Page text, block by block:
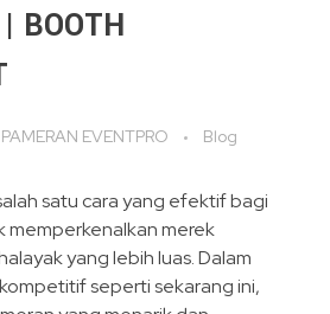
BOOTH
EVENTPRO Blog
satu cara yang efektif bagi
memperkenalkan merek
yang lebih luas. Dalam
seperti sekarang ini,